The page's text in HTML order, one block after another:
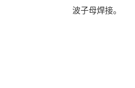
波子母焊接。